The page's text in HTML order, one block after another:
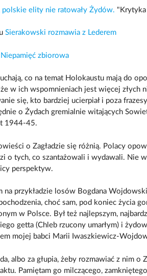
polskie elity nie ratowały Żydów.
Sierakowski rozmawia z Lederem
Niepamięć zbiorowa
co na temat Holokaustu mają do
w ich wspomnieniach jest więcej złych
się, kto bardziej ucierpiał i poza
o Żydach gremialnie witających
1944-45.
o Zagładzie się różnią. Polacy
o tych, co szantażowali i wydawali. Nie
perspektyw.
na przykładzie losów Bogdana
choć sam, pod koniec życia
w Polsce. Był też najlepszym,
getta (Chleb rzucony umarłym) i
mojej babci Marii Iwaszkiewicz-
albo za głupia, żeby rozmawiać z nim o
Pamiętam go milczącego,